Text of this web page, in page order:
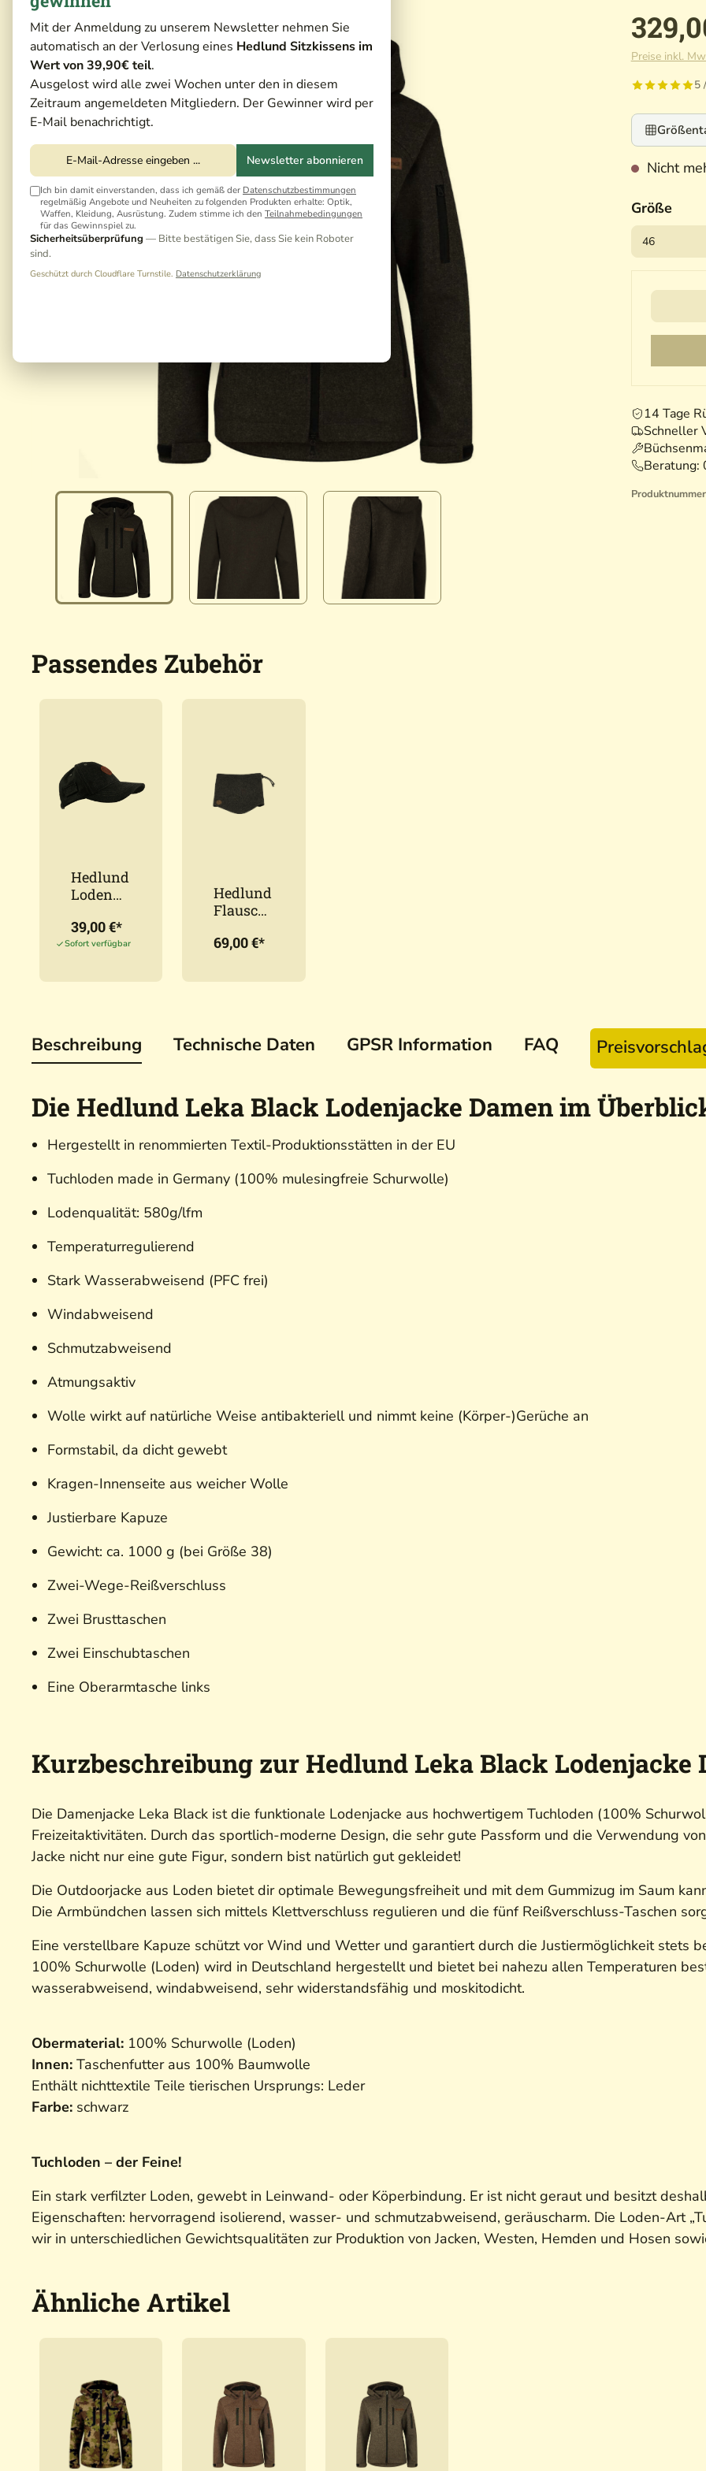
Mit der Anmeldung zu unserem Newsletter nehmen Sie
automatisch an der Verlosung eines Hedlund Sitzkissens im
Wert von 39,90€ teil.
Ausgelost wird alle zwei Wochen unter den in diesem
Zeitraum angemeldeten Mitgliedern. Der Gewinner wird per
E-Mail benachrichtigt.
Newsletter abonnieren
Ich bin damit einverstanden, dass ich gemäß der Datenschutzbestimmungen
regelmäßig Angebote und Neuheiten zu folgenden Produkten erhalte: Optik,
Waffen, Kleidung, Ausrüstung. Zudem stimme ich den Teilnahmebedingungen
für das Gewinnspiel zu.
Sicherheitsüberprüfung — Bitte bestätigen Sie, dass Sie kein Roboter
sind.
Geschützt durch Cloudflare Turnstile. Datenschutzerklärung
Preise inkl.
5
Nicht
Größe
14 Tage
Schneller
Beratung:
Passendes Zubehör
Hedlund
Loden
Black
39,00 €*
Sofort verfügbar
Hedlund
Flauschl
Loop
69,00 €*
Beschreibung Technische Daten GPSR Information FAQ
Die Hedlund Leka Black Lodenjacke Damen im
Hergestellt in renommierten Textil-Produktionsstätten in der EU
Tuchloden made in Germany (100% mulesingfreie Schurwolle)
Lodenqualität: 580g/lfm
Temperaturregulierend
Stark Wasserabweisend (PFC frei)
Windabweisend
Schmutzabweisend
Atmungsaktiv
Wolle wirkt auf natürliche Weise antibakteriell und nimmt keine (Körper-)Gerüche an
Formstabil, da dicht gewebt
Kragen-Innenseite aus weicher Wolle
Justierbare Kapuze
Gewicht: ca. 1000 g (bei Größe 38)
Zwei-Wege-Reißverschluss
Zwei Brusttaschen
Zwei Einschubtaschen
Eine Oberarmtasche links
Kurzbeschreibung zur Hedlund Leka Black Lodenjacke
Die Damenjacke Leka Black ist die funktionale Lodenjacke aus hochwertigem Tuchloden (100%
Freizeitaktivitäten. Durch das sportlich-moderne Design, die sehr gute Passform und die Verwendung
Jacke nicht nur eine gute Figur, sondern bist natürlich gut gekleidet!
Die Outdoorjacke aus Loden bietet dir optimale Bewegungsfreiheit und mit dem Gummizug im Saum
Die Armbündchen lassen sich mittels Klettverschluss regulieren und die fünf Reißverschluss-Taschen
Eine verstellbare Kapuze schützt vor Wind und Wetter und garantiert durch die Justiermöglichkeit stets
100% Schurwolle (Loden) wird in Deutschland hergestellt und bietet bei nahezu allen Temperaturen
wasserabweisend, windabweisend, sehr widerstandsfähig und moskitodicht.
Obermaterial: 100% Schurwolle (Loden)
Innen: Taschenfutter aus 100% Baumwolle
Enthält nichttextile Teile tierischen Ursprungs: Leder
Farbe: schwarz
Tuchloden – der Feine!
Ein stark verfilzter Loden, gewebt in Leinwand- oder Köperbindung. Er ist nicht geraut und besitzt
Eigenschaften: hervorragend isolierend, wasser- und schmutzabweisend, geräuscharm. Die Loden-Art
wir in unterschiedlichen Gewichtsqualitäten zur Produktion von Jacken, Westen, Hemden und Hosen
Ähnliche Artikel